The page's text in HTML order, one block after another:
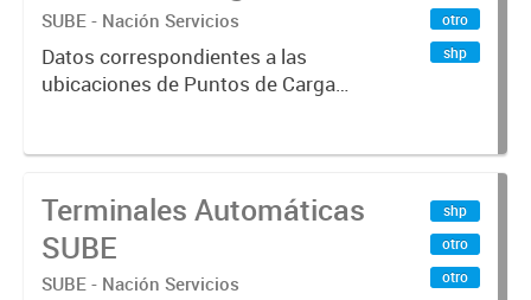
SUBE - Nación Servicios
Datos correspondientes a las
ubicaciones de Puntos de Carga
otro
shp
Terminales Automáticas
SUBE
SUBE - Nación Servicios
shp
otro
otro